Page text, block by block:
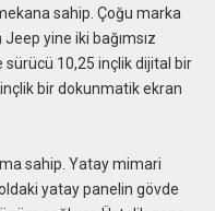
sahip. Çoğu marka
yine iki bağımsız
10,25 inçlik dijital bir
bir dokunmatik ekran
sahip. Yatay mimari
yatay panelin gövde